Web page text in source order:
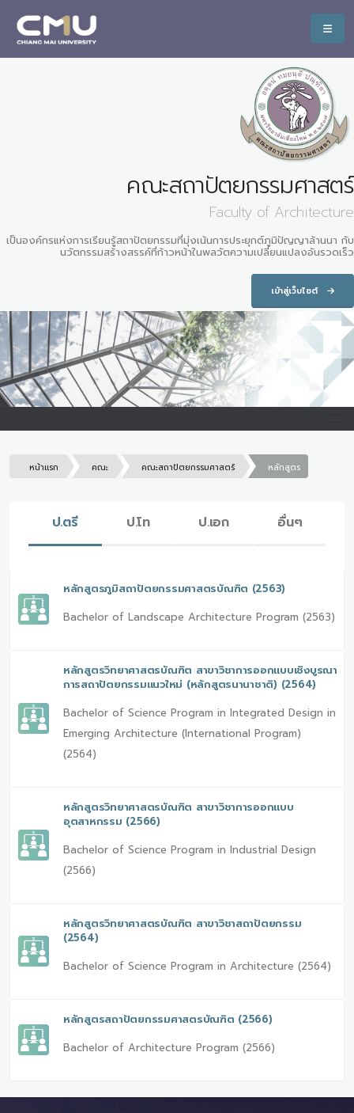
คณะสถาปัตยกรรมศาสตร์
Faculty of Architecture
เป็นองค์กรแห่งการเรียนรู้สถาปัตยกรรมที่มุ่งเน้นการประยุกต์ภูมิปัญญาล้านนา กับ
นวัตกรรมสร้างสรรค์ที่ก้าวหน้าในพลวัตความเปลี่ยนแปลงอันรวดเร็ว
เข้าสู่เว็บไซต์
หน้าแรก คณะ คณะสถาปัตยกรรมศาสตร์ หลักสูตร
ป.ตรี ป.โท ป.เอก อื่นๆ
หลักสูตรภูมิสถาปัตยกรรมศาสตรบัณฑิต (2563)
Bachelor of Landscape Architecture Program (2563)
หลักสูตรวิทยาศาสตรบัณฑิต สาขาวิชาการออกแบบเชิงบูรณา
การสถาปัตยกรรมแนวใหม่ (หลักสูตรนานาชาติ) (2564)
Bachelor of Science Program in Integrated Design in
Emerging Architecture (International Program)
(2564)
หลักสูตรวิทยาศาสตรบัณฑิต สาขาวิชาการออกแบบ
อุตสาหกรรม (2566)
Bachelor of Science Program in Industrial Design
(2566)
หลักสูตรวิทยาศาสตรบัณฑิต สาขาวิชาสถาปัตยกรรม
(2564)
Bachelor of Science Program in Architecture (2564)
หลักสูตรสถาปัตยกรรมศาสตรบัณฑิต (2566)
Bachelor of Architecture Program (2566)